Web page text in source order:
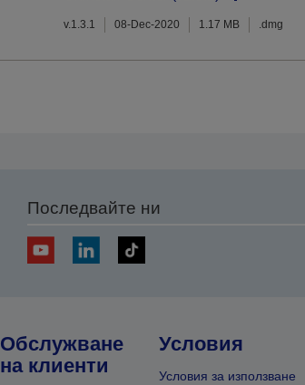
v.1.3.1 08-Dec-2020 1.17 MB .dmg
Последвайте ни
Обслужване
на клиенти
Условия
Условия за използване